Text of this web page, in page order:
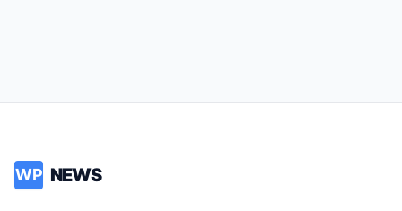
WP NEWS